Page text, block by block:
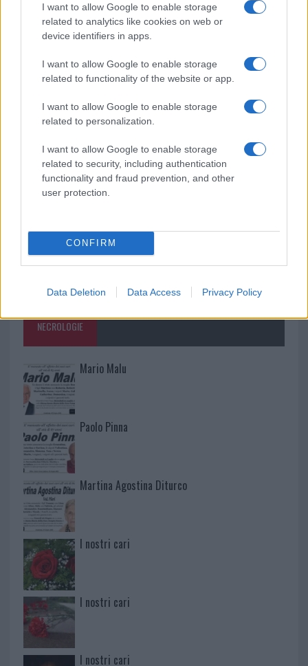
I want to allow Google to enable storage
related to analytics like cookies on web or
device identifiers in apps.
I want to allow Google to enable storage
related to functionality of the website or app.
I want to allow Google to enable storage
related to personalization.
I want to allow Google to enable storage
related to security, including authentication
functionality and fraud prevention, and other
user protection.
CONFIRM
Data Deletion Data Access Privacy Policy
Incendi in Gallura, devastati un chiosco e due
furgoni: le indagini
Cannigione celebra la cultura gallurese con il
Teresa Gallura
NECROLOGIE
Mario Malu
Paolo Pinna
Martina Agostina Diturco
I nostri cari
I nostri cari
I nostri cari